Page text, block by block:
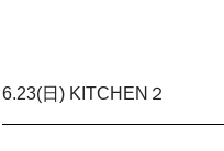
6.23(日) KITCHEN２